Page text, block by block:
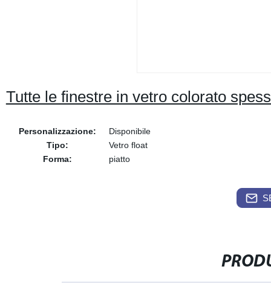
Tutte le finestre in vetro colorato
Personalizzazione:
Disponibile
Tipo:
Vetro float
Forma:
piatto